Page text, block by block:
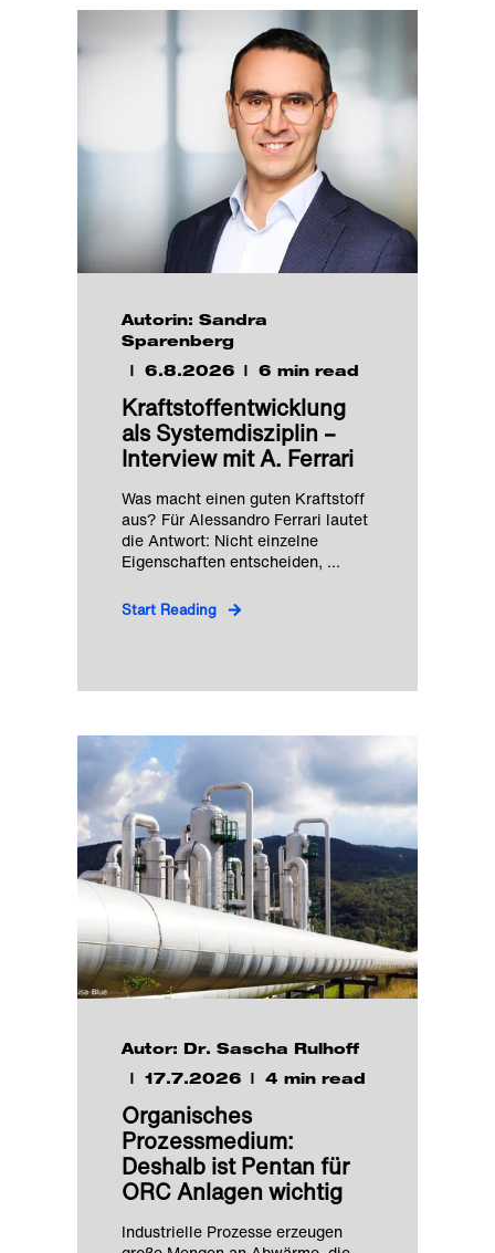
Autorin: Sandra
Sparenberg
6.8.2026 6 min read
Kraftstoffentwicklung
als Systemdisziplin –
Interview mit A. Ferrari
Was macht einen guten Kraftstoff
aus? Für Alessandro Ferrari lautet
die Antwort: Nicht einzelne
Eigenschaften entscheiden, ...
Start Reading
Autor: Dr. Sascha Rulhoff
17.7.2026 4 min read
Organisches
Prozessmedium:
Deshalb ist Pentan für
ORC Anlagen wichtig
Industrielle Prozesse erzeugen